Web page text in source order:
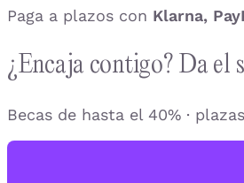
Paga a plazos con Klarna,
¿Encaja contigo? Da el
Becas de hasta el 40% ·